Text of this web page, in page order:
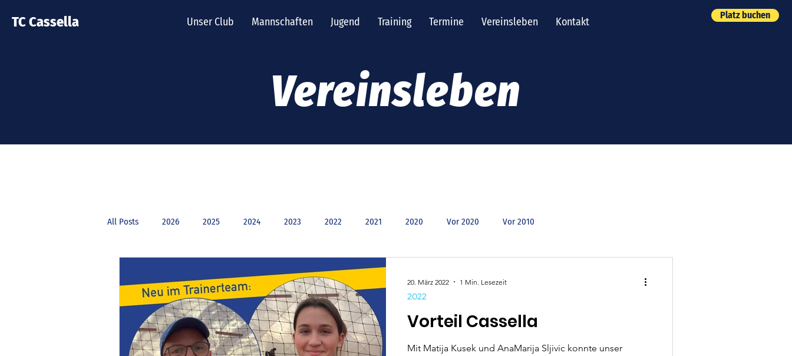
TC Cassella Unser Club Mannschaften Jugend Training Termine Vereinsleben Kontakt
Platz buchen
Vereinsleben
All Posts 2026 2025 2024 2023 2022 2021 2020 Vor 2020 Vor 2010
Vorteil Cassella
Mit Matija Kusek und AnaMarija Sljivic konnte unser
2022
20. März 2022 1 Min. Lesezeit